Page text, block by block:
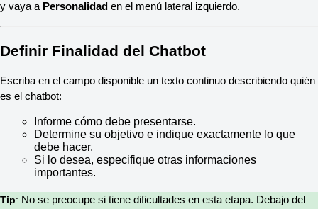
y vaya a Personalidad en el menú lateral izquierdo.
Definir Finalidad del Chatbot
Escriba en el campo disponible un texto continuo describiendo quién
es el chatbot:
Informe cómo debe presentarse.
Determine su objetivo e indique exactamente lo que
debe hacer.
Si lo desea, especifique otras informaciones
importantes.
Tip: No se preocupe si tiene dificultades en esta etapa. Debajo del